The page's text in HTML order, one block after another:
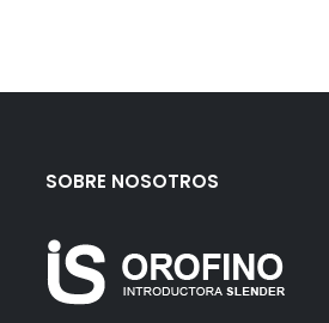
SOBRE NOSOTROS